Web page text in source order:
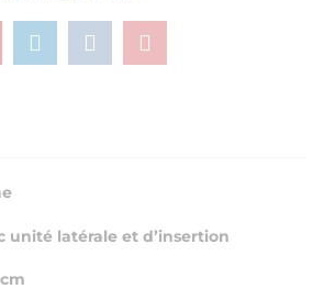
unité latérale et d’insertion